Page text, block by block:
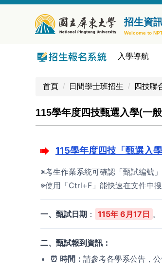
招生資
Welcome to
入學導航
首頁 日間學士班招生 四技聯
115學年度四技甄選入學(一
115學年度四技「甄選入
※考生作業系統可確認「甄試編號」
※使用「Ctrl+F」能快速在文件中
一、甄試日期 ： 115年 6月17日 。
二、甄試報到資訊：
⏰ 時間： 請參考各學系公告，公